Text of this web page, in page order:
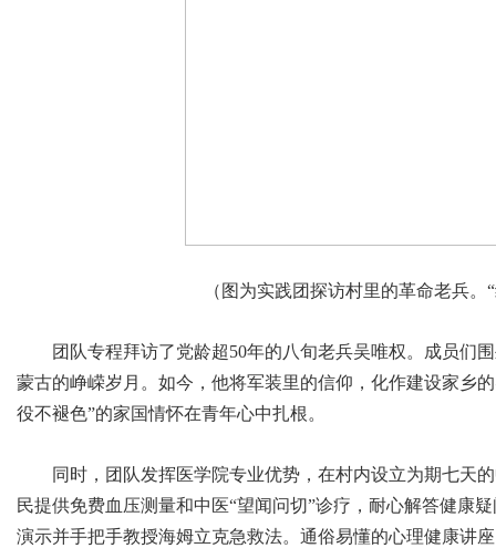
（图为实践团探访村里的革命老兵。
团队专程拜访了党龄超50年的八旬老兵吴唯权。成员们
蒙古的峥嵘岁月。如今，他将军装里的信仰，化作建设家乡
役不褪色”的家国情怀在青年心中扎根。
同时，团队发挥医学院专业优势，在村内设立为期七天
民提供免费血压测量和中医“望闻问切”诊疗，耐心解答健康
演示并手把手教授海姆立克急救法。通俗易懂的心理健康讲